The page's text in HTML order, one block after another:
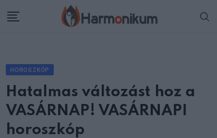
HOROSZKÓP
Hatalmas változást hoz a
VASÁRNAP! VASÁRNAPI
horoszkóp